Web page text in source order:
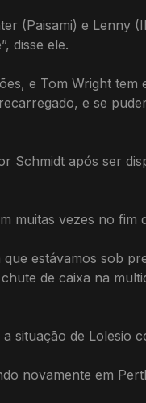
(Paisami) e Lenny
disse ele.
e Tom Wright
e se
Schmidt após ser
vezes no fim
estávamos sob
de caixa na
situação de Lolesio
novamente em